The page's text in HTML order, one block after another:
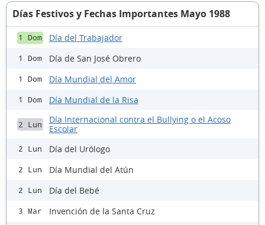
Días Festivos y Fechas Importantes Mayo 1988
1 Dom Día del Trabajador
1 Dom Día de San José Obrero
1 Dom Día Mundial del Amor
1 Dom Día Mundial de la Risa
2 Lun
Día Internacional contra el Bullying o el Acoso
Escolar
2 Lun Día del Urólogo
2 Lun Día Mundial del Atún
2 Lun Día del Bebé
3 Mar Invención de la Santa Cruz